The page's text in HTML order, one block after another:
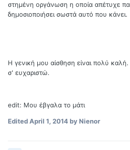
στημένη οργάνωση η οποία απέτυχε
δημοσιοποιήσει σωστά αυτό που κάνει.
Η γενική μου αίσθηση είναι πολύ
σ' ευχαριστώ.
edit: Μου έβγαλα το μάτι
EditedApril 1, 2014by Nienor